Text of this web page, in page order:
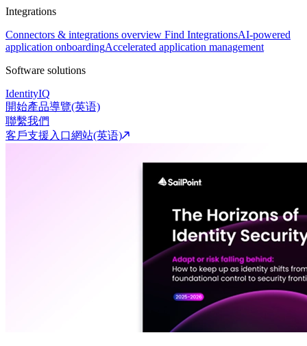
Integrations
Connectors & integrations overview Find IntegrationsAI-powered
application onboardingAccelerated application management
Software solutions
IdentityIQ
開始產品導覽(英语)
聯繫我們
客戶支援入口網站(英语)